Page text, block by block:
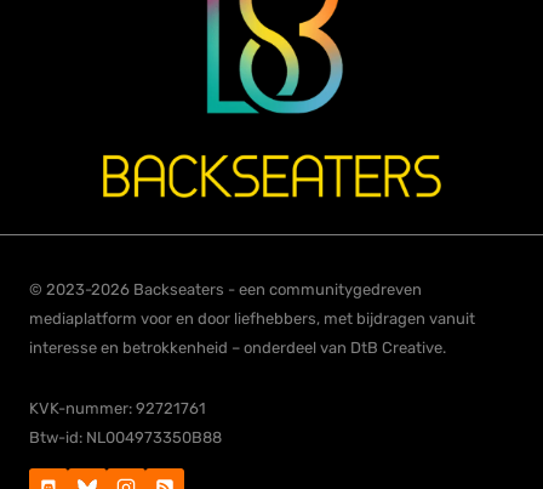
© 2023-2026 Backseaters - een communitygedreven
mediaplatform voor en door liefhebbers, met bijdragen vanuit
interesse en betrokkenheid – onderdeel van DtB Creative.
KVK-nummer: 92721761
Btw-id: NL004973350B88